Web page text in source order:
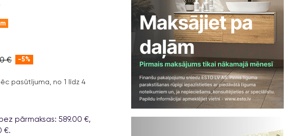
€ -5%
pasūtījuma, no 1 līdz 4
pārmaksas: 589.00 €,
€.